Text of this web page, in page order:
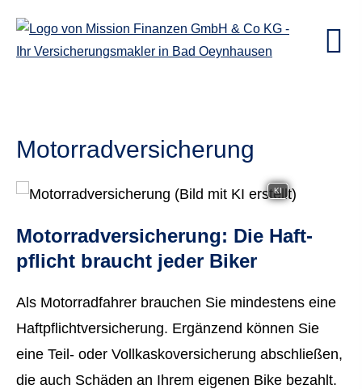
Motor­rad­ver­sicherung
KI
Motor­rad­ver­sicherung: Die Haft­
pflicht braucht jeder Biker
Als Motorradfahrer brauchen Sie mindestens eine
Haft­pflichtversicherung. Ergänzend können Sie
eine Teil- oder Vollkaskoversicherung abschließen,
die auch Schäden an Ihrem eigenen Bike bezahlt.